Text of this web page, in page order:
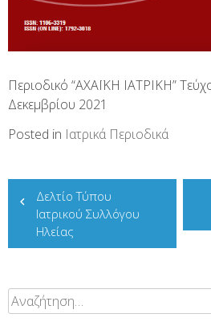
Περιοδικό “ΑΧΑΪΚΗ ΙΑΤΡΙΚΗ”
Δεκεμβρίου 2021
Posted in Ιατρικά Περιοδικά
Πλοήγηση
άρθρων
Δελτίο Τύπου
Ιατρικού Συλλόγου
Ηλείας
Αναζήτηση
για: